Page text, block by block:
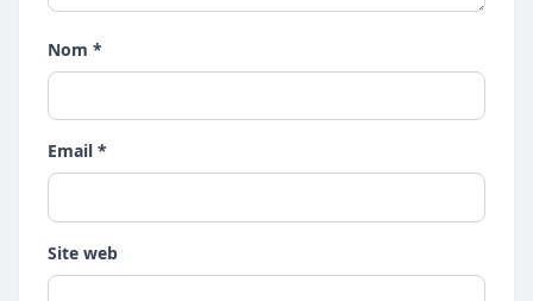
Nom *
Email *
Site web